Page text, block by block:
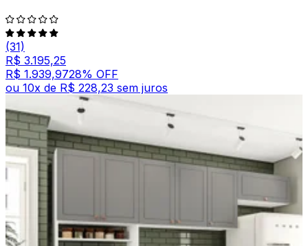
(31)
R$ 3.195,25
R$ 1.939,9728% OFF
ou 10x de R$ 228,23 sem juros